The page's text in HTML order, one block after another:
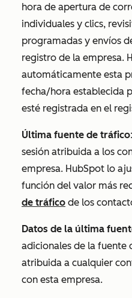
hora de apertura de
individuales y clics,
programadas y envíos
registro de la empresa.
automáticamente esta
fecha/hora establecida
esté registrada en el
Última fuente de tráfico
sesión atribuida a los
empresa. HubSpot lo
función del valor más
de tráfico de los
Datos de la última
adicionales de la fuente
atribuida a cualquier
con esta empresa.